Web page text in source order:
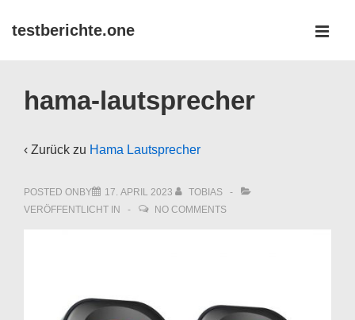
Zumtestberichte.one
Navigation
hama-lautsprecher
‹ Zurück zu Hama Lautsprecher
POSTED ONBY 17. APRIL 2023
TOBIAS
VERÖFFENTLICHT IN
NO COMMENTS